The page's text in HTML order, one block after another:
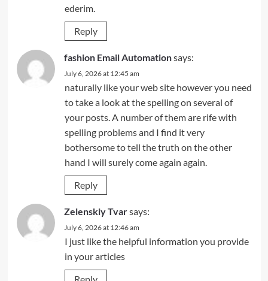
ederim.
Reply
fashion Email Automationsays:
July 6, 2026 at 12:45 am
naturally like your web site however you need
to take a look at the spelling on several of
your posts. A number of them are rife with
spelling problems and I find it very
bothersome to tell the truth on the other
hand I will surely come again again.
Reply
Zelenskiy Tvarsays:
July 6, 2026 at 12:46 am
I just like the helpful information you provide
in your articles